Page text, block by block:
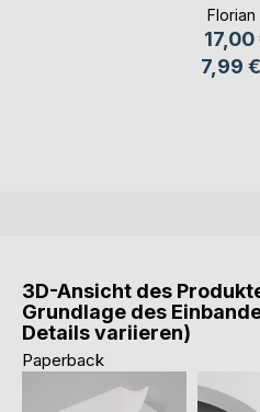
Florian
17,00
7,99 €
3D-Ansicht des
Grundlage des
Details variieren)
Paperback